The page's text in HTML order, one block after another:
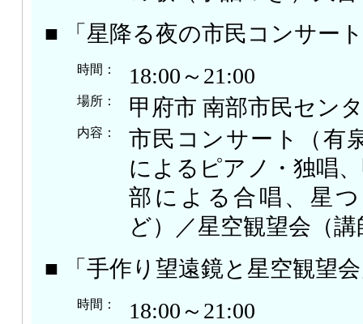
■ 「星降る夜の市民コンサー
時間： 18:00～21:00
場所： 甲府市 南部市民セン
内容：
市民コンサート（有
によるピアノ・独唱
部による合唱、星
ど）／星空観望会（
■ 「手作り望遠鏡と星空観望
時間： 18:00～21:00